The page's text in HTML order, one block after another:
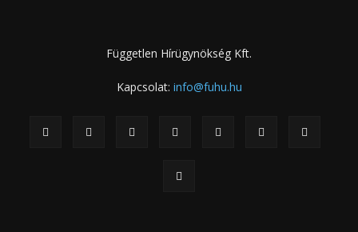
Független Hírügynökség Kft.
Kapcsolat: info@fuhu.hu